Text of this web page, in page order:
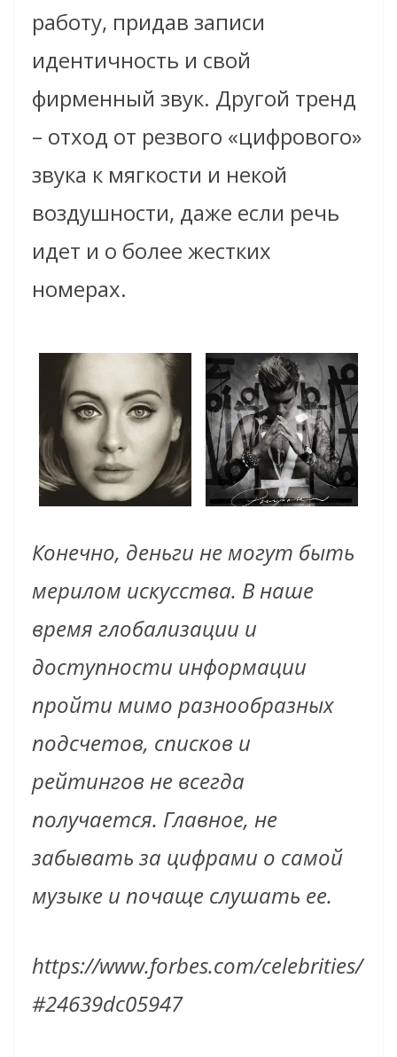
работу, придав записи
идентичность и свой
фирменный звук. Другой тренд
– отход от резвого «цифрового»
звука к мягкости и некой
воздушности, даже если речь
идет и о более жестких
номерах.
Конечно, деньги не могут быть
мерилом искусства. В наше
время глобализации и
доступности информации
пройти мимо разнообразных
подсчетов, списков и
рейтингов не всегда
получается. Главное, не
забывать за цифрами о самой
музыке и почаще слушать ее.
https://www.forbes.com/celebrities/
#24639dc05947